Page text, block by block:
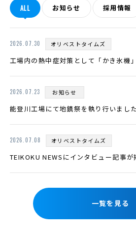
ALL お知らせ 採用情報
2026.07.30 オリベストタイムズ
工場内の熱中症対策として「かき氷機
2026.07.23 お知らせ
能登川工場にて地鎮祭を執り行いました
2026.07.08 オリベストタイムズ
TEIKOKU NEWSにインタビュー記事が
一覧を見る